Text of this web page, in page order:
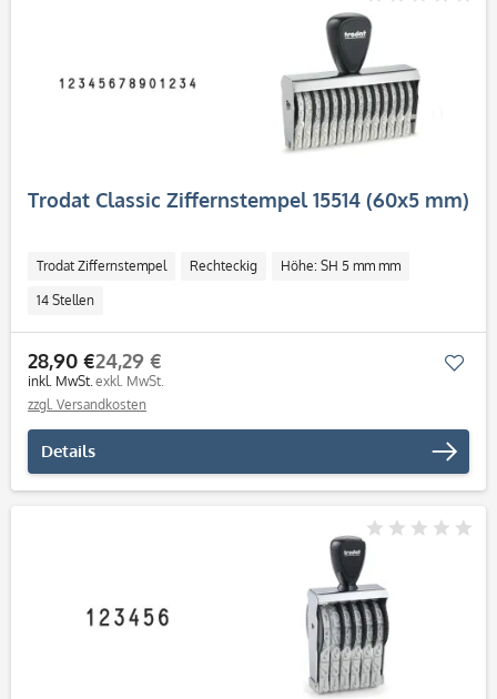
Trodat Classic Ziffernstempel 15514 (60x5 mm)
Trodat Ziffernstempel Rechteckig Höhe: SH 5 mm mm
14 Stellen
28,90 €
inkl. MwSt.
24,29 €
exkl. MwSt.
zzgl. Versandkosten
Details